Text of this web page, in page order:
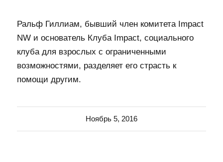
Ральф Гиллиам, бывший член комитета Impact
NW и основатель Клуба Impact, социального
клуба для взрослых с ограниченными
возможностями, разделяет его страсть к
помощи другим.
Ноябрь 5, 2016